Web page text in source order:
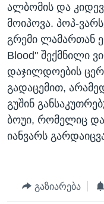
ᲘᲜᲢᲔᲠᲕᲘᲣ
ᲙᲣᲚᲢᲣᲠᲐ
ᲒᲐᲚᲘᲚᲔᲝ
ᲓᲔᲖᲘᲜᲤᲝᲠᲛᲐᲪᲘᲐ
ენები
ალბომის და კიდევ
მოიპოვა. პოპ-
გრემი ლამართან
Blood" შექმნილი
დაჯილდოების
გადაცემით,
გუშინ
ბოუი, რომელიც
იანვარს
გაზიარება